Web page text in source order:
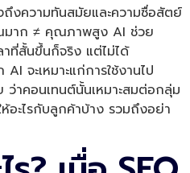
งความทันสมัยและความซื่อสัตย์
มาก ≠ คุณภาพสูง AI ช่วย
าที่สั้นขึ้นก็จริง แต่ไม่ได้
จะเหมาะแก่การใช้งานไป
าคอนเทนต์นั้นเหมาะสมต่อกลุ่ม
อะไรกับลูกค้าบ้าง รวมถึงอย่า